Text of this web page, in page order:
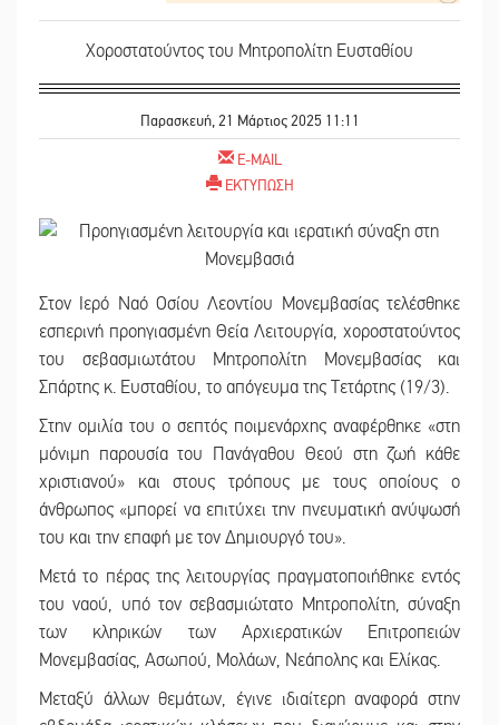
Χοροστατούντος του Μητροπολίτη Ευσταθίου
Παρασκευή, 21 Μάρτιος 2025 11:11
E-MAIL
ΕΚΤΥΠΩΣΗ
Στον Ιερό Ναό Οσίου Λεοντίου Μονεμβασίας τελέσθηκε
εσπερινή προηγιασμένη Θεία Λειτουργία, χοροστατούντος
του σεβασμιωτάτου Μητροπολίτη Μονεμβασίας και
Σπάρτης κ. Ευσταθίου, το απόγευμα της Τετάρτης (19/3).
Στην ομιλία του ο σεπτός ποιμενάρχης αναφέρθηκε «στη
μόνιμη παρουσία του Πανάγαθου Θεού στη ζωή κάθε
χριστιανού» και στους τρόπους με τους οποίους ο
άνθρωπος «μπορεί να επιτύχει την πνευματική ανύψωσή
του και την επαφή με τον Δημιουργό του».
Μετά το πέρας της λειτουργίας πραγματοποιήθηκε εντός
του ναού, υπό τον σεβασμιώτατο Μητροπολίτη, σύναξη
των κληρικών των Αρχιερατικών Επιτροπειών
Μονεμβασίας, Ασωπού, Μολάων, Νεάπολης και Ελίκας.
Μεταξύ άλλων θεμάτων, έγινε ιδιαίτερη αναφορά στην